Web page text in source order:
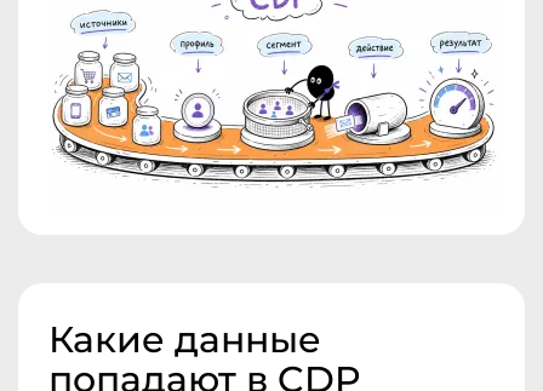
Какие данные
попадают в CDP